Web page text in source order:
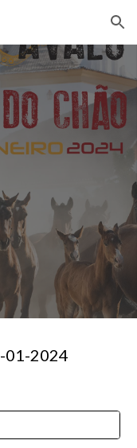
Skip to navigation
-01-2024